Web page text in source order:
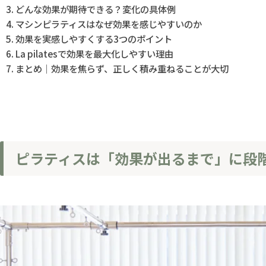
どんな効果が期待できる？変化の具体例
マシンピラティスはなぜ効果を感じやすいのか
効果を実感しやすくする3つのポイント
La pilatesで効果を最大化しやすい理由
まとめ｜効果を焦らず、正しく積み重ねることが大切
ピラティスは「効果が出るまで」に段